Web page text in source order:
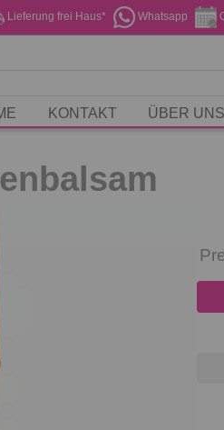
Whatsapp
Lieferung frei Haus*
KONTAKT ÜBER UNS